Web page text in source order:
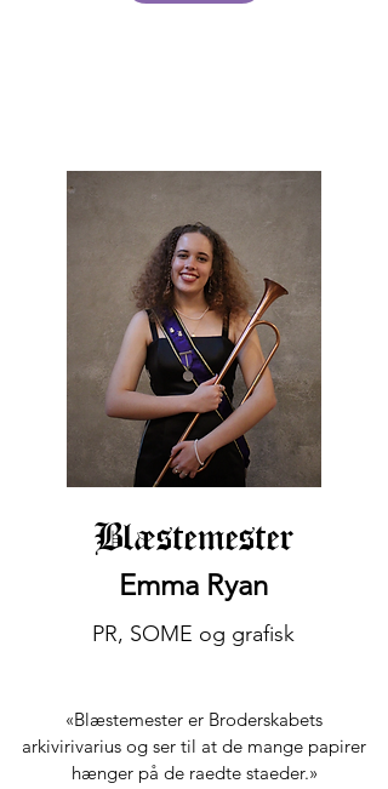
Blæstemester
Emma Ryan
PR, SOME og grafisk
«Blæstemester er Broderskabets
arkivirivarius og ser til at de mange papirer
hænger på de raedte staeder.»